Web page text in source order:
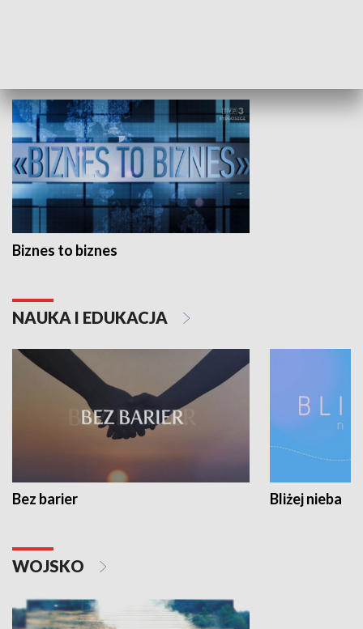
Biznes to biznes
NAUKA I EDUKACJA
Bez barier Bliżej nieba
WOJSKO